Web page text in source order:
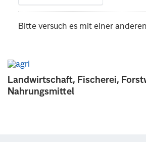
Landwirtschaft, Fischerei,
Nahrungsmittel
Bitte versuch es mit einer